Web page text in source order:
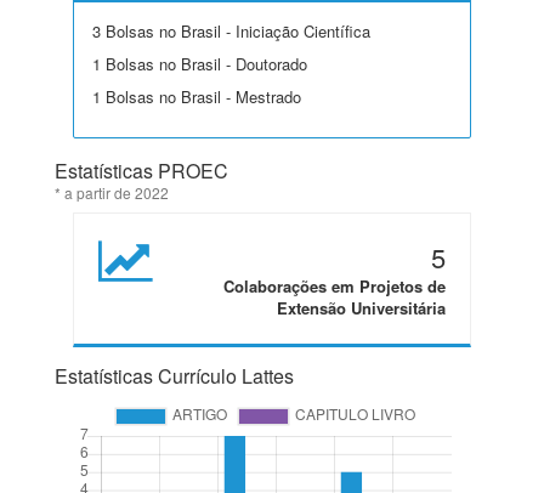
3 Bolsas no Brasil - Iniciação Científica
1 Bolsas no Brasil - Doutorado
1 Bolsas no Brasil - Mestrado
Estatísticas PROEC
* a partir de 2022
5
Colaborações em Projetos de
Extensão Universitária
Estatísticas Currículo Lattes